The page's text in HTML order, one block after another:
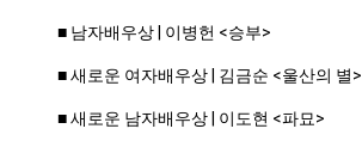
■ 남자배우상 | 이병헌 <승부>
■새로운 여자배우상 | 김금순 <울산의 별>
■새로운 남자배우상 | 이도현 <파묘>